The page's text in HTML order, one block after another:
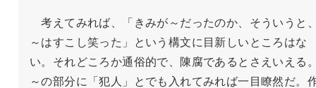
考えてみれば、「きみが～だったのか、そういうと
～はすこし笑った」という構文に目新しいところはな
い。それどころか通俗的で、陳腐であるとさえいえる
～の部分に「犯人」とでも入れてみれば一目瞭然だ。